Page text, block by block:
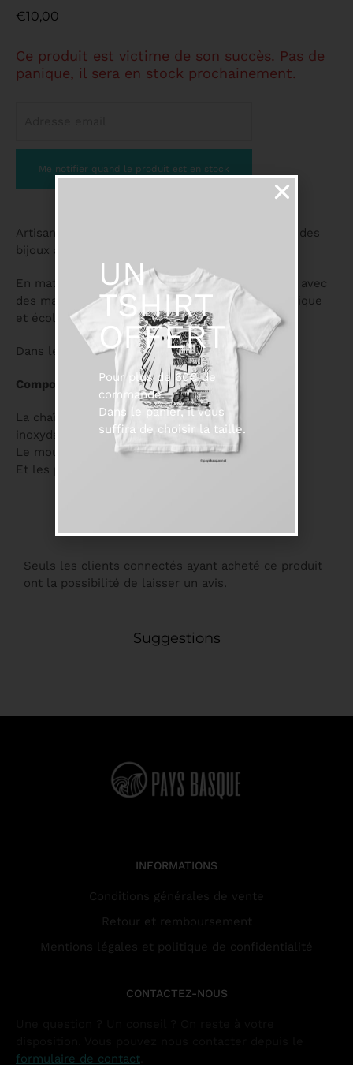
€10,00
Ce produit est victime de son succès. Pas de
panique, il sera en stock prochainement.
Artisane depuis 33 ans Marie Hermange fabrique des
bijoux à Biarritz.
En matières naturelles, perles de verre ou métal avec
des matériaux de qualité dans une démarche éthique
et écologique.
Dans les couleurs du pays basque.
Composition :
La chaîne, les tiges et les anneaux sont en acier
inoxydable.
Le mousqueton en zinc.
Et les perles sont en verre et nacre.
Seuls les clients connectés ayant acheté ce produit
ont la possibilité de laisser un avis.
Suggestions
INFORMATIONS
Conditions générales de vente
Retour et remboursement
Mentions légales et politique de confidentialité
CONTACTEZ-NOUS
formulaire de contact
UN
TSHIRT
OFFERT
Pour plus de 60€ de
commande.
Dans le panier, il vous
suffira de choisir la taille.